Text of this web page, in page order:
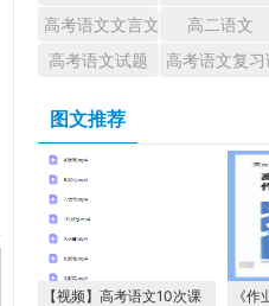
高考语文文言文
高二语文
高考语文试题
高考语文复
图文推荐
【视频】高考语文10次课
《